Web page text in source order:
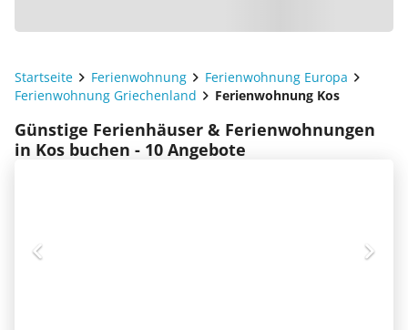
Startseite Ferienwohnung
Ferienwohnung Europa
Ferienwohnung Griechenland
Ferienwohnung Kos
Günstige Ferienhäuser & Ferienwohnungen
in Kos buchen - 10 Angebote